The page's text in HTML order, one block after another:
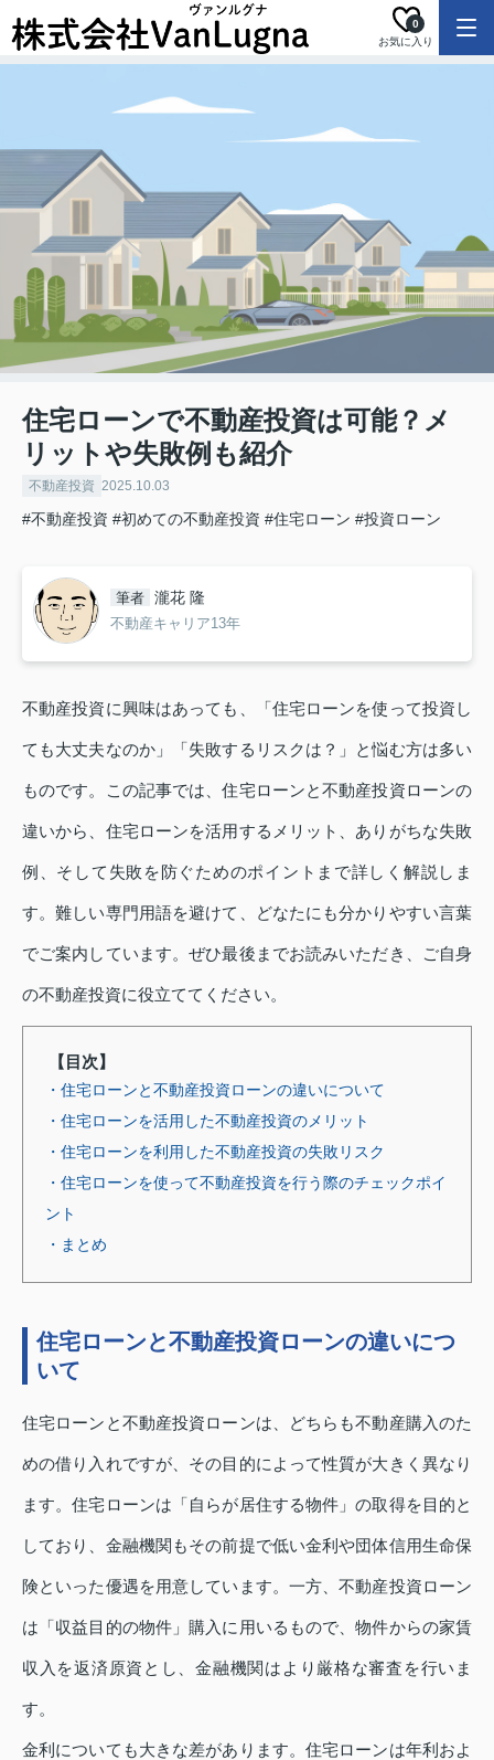
お気に入り
0
住宅ローンで不動産投資は可能？メ
リットや失敗例も紹介
不動産投資 2025.10.03
#不動産投資 #初めての不動産投資 #住宅ローン #投資ローン
筆者 瀧花 隆
不動産キャリア13年
不動産投資に興味はあっても、「住宅ローンを使って投資し
ても大丈夫なのか」「失敗するリスクは？」と悩む方は多い
ものです。この記事では、住宅ローンと不動産投資ローンの
違いから、住宅ローンを活用するメリット、ありがちな失敗
例、そして失敗を防ぐためのポイントまで詳しく解説しま
す。難しい専門用語を避けて、どなたにも分かりやすい言葉
でご案内しています。ぜひ最後までお読みいただき、ご自身
の不動産投資に役立ててください。
【目次】
・住宅ローンと不動産投資ローンの違いについて
・住宅ローンを活用した不動産投資のメリット
・住宅ローンを利用した不動産投資の失敗リスク
・住宅ローンを使って不動産投資を行う際のチェックポイ
ント
・まとめ
住宅ローンと不動産投資ローンの違いにつ
いて
住宅ローンと不動産投資ローンは、どちらも不動産購入のた
めの借り入れですが、その目的によって性質が大きく異なり
ます。住宅ローンは「自らが居住する物件」の取得を目的と
しており、金融機関もその前提で低い金利や団体信用生命保
険といった優遇を用意しています。一方、不動産投資ローン
は「収益目的の物件」購入に用いるもので、物件からの家賃
収入を返済原資とし、金融機関はより厳格な審査を行いま
す。
金利についても大きな差があります。住宅ローンは年利およ